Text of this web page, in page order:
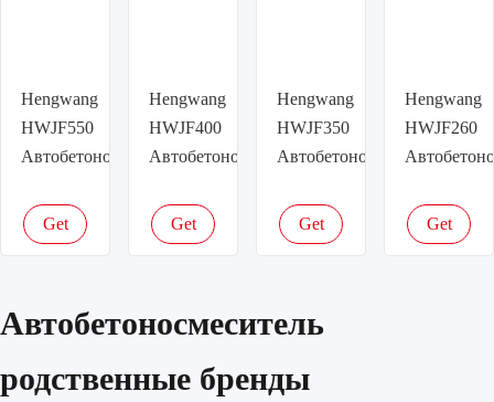
Hengwang
HWJF550
Автобетоносмеситель
Get
Hengwang
HWJF400
Автобетоносмеситель
Get
Hengwang
HWJF350
Автобетоносмеситель
Get
Hengwang
HWJF260
Get
Автобетоносмеситель
родственные бренды